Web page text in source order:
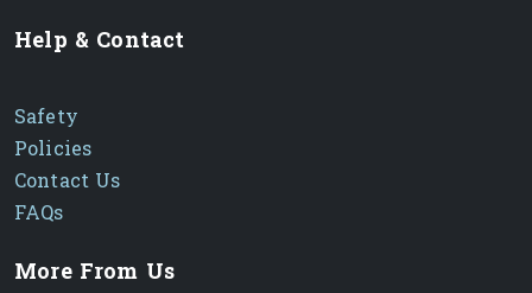
Help & Contact
Safety
Policies
Contact Us
FAQs
More From Us